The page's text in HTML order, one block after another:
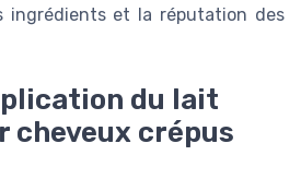
ingrédients et la réputation des
du lait
cheveux crépus